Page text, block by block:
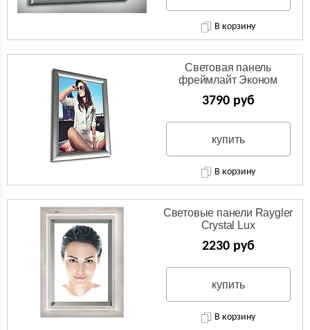
В корзину
Световая панель
фреймлайт Эконом
3790 руб
купить
В корзину
Световые панели Raygler
Crystal Lux
2230 руб
купить
В корзину